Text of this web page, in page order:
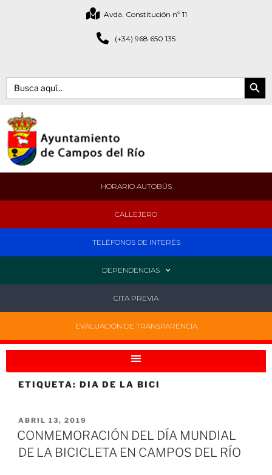
Avda. Constitución nº 11
(+34) 968 650 135
Buscar: Botón de
HORARIO AUTOBÚS
CALLEJERO
TELÉFONOS DE INTERÉS
DEPENDENCIAS
CITA PREVIA
EVALUACIÓN DE TRANSPARENCIA
ETIQUETA: DIA DE LA BICI
ABRIL 13, 2019
CONMEMORACIÓN DEL DÍA MUNDIAL
DE LA BICICLETA EN CAMPOS DEL RÍO